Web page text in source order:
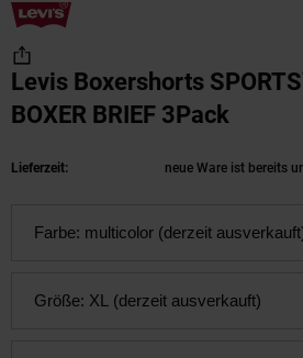
Levis Boxershorts
BOXER BRIEF 3Pack
Lieferzeit: neue Ware ist bereits
Farbe: multicolor (derzeit
Größe: XL (derzeit ausverkauft)